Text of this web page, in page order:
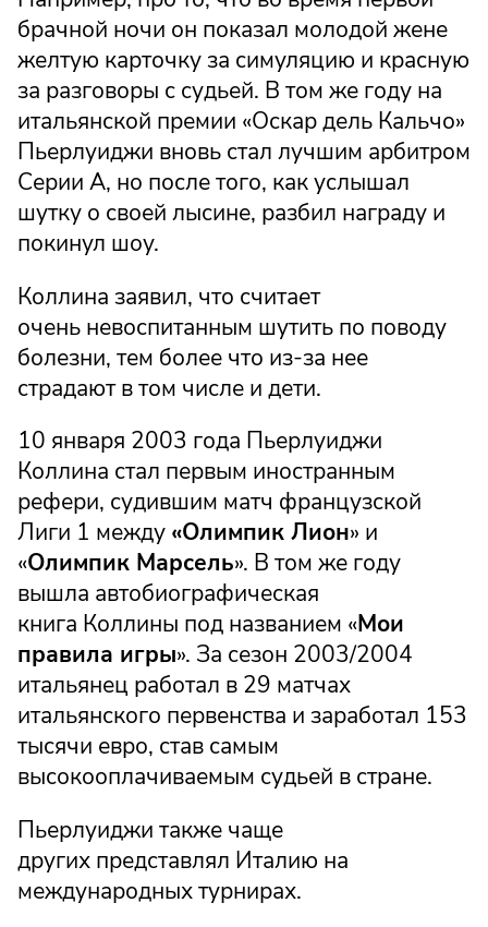
брачной ночи он показал молодой жене
желтую карточку за симуляцию и красную
за разговоры с судьей. В том же году на
итальянской премии «Оскар дель Кальчо»
Пьерлуиджи вновь стал лучшим арбитром
Серии А, но после того, как услышал
шутку о своей лысине, разбил награду и
покинул шоу.
Коллина заявил, что считает
очень невоспитанным шутить по поводу
болезни, тем более что из-за нее
страдают в том числе и дети.
10 января 2003 года Пьерлуиджи
Коллина стал первым иностранным
рефери, судившим матч французской
Лиги 1 между «Олимпик Лион» и
«Олимпик Марсель». В том же году
вышла автобиографическая
книга Коллины под названием «Мои
правила игры». За сезон 2003/2004
итальянец работал в 29 матчах
итальянского первенства и заработал 153
тысячи евро, став самым
высокооплачиваемым судьей в стране.
Пьерлуиджи также чаще
других представлял Италию на
международных турнирах.